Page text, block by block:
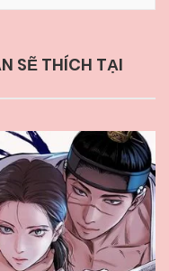
SẼ THÍCH TẠI